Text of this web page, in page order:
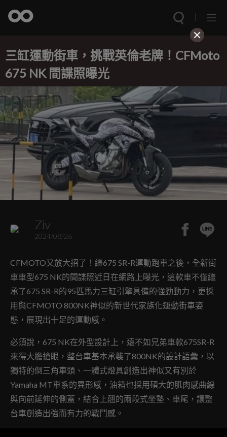
三缸運動街車，挑戰英倫老牌！CFMoto
675 NK 間諜照曝光
Ziv
2024/08/26
CFMOTO又放大招了！繼675 SR-R運動跑車之後，全新街
車車型675 NK的間諜照近日在網路上曝光，這款車不僅繼
承了675 SR-R的95匹馬力三缸引擎具備的強勁動力，更採
用與CFMOTO 800NK神似的新世代家族化運動街車姿
態，展現出十足的運動感。
必須說，675 NK在外型設計上，遠不如兄弟車款675SR-R
來得大膽搶眼，整台車基本承襲了800NK的設計語彙，以
獨特的倒三角車頭、一體式燈具創造出神似又有別於
Yamaha MT車系的異形感，油箱也採用碩大的肌肉感曲線
與向前延伸的側蓋，結合上翹的兩段式坐墊、車尾，讓整
台車創造出強而有力的戰鬥感。